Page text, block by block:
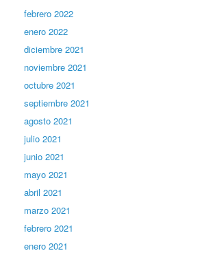
febrero 2022
enero 2022
diciembre 2021
noviembre 2021
octubre 2021
septiembre 2021
agosto 2021
julio 2021
junio 2021
mayo 2021
abril 2021
marzo 2021
febrero 2021
enero 2021